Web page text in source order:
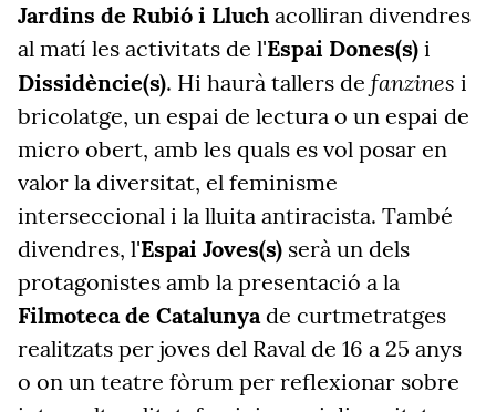
Jardins de Rubió i Lluch acolliran divendres
al matí les activitats de l'Espai Dones(s) i
Dissidèncie(s). Hi haurà tallers de fanzines i
bricolatge, un espai de lectura o un espai de
micro obert, amb les quals es vol posar en
valor la diversitat, el feminisme
interseccional i la lluita antiracista. També
divendres, l'Espai Joves(s) serà un dels
protagonistes amb la presentació a la
Filmoteca de Catalunyade curtmetratges
realitzats per joves del Raval de 16 a 25 anys
o on un teatre fòrum per reflexionar sobre